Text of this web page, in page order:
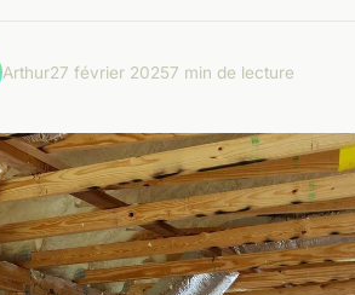
Arthur27 février 20257 min de lecture